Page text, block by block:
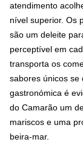
atendimento
nível superior. Os
são um deleite
perceptível em
transporta os
sabores únicos se
gastronómica é
do Camarão um
mariscos e uma
beira-mar.